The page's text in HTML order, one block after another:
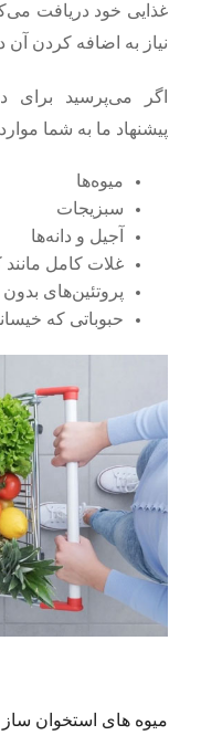
غذایی خود دریافت
نیاز به اضافه کردن آن
اگر می‌پرسید برای
پیشنهاد ما به شما
میوه‌ها
سبزیجات
آجیل و دانه‌ها
غلات کامل مانند
پروتئین‌های
حبوباتی که
میوه های استخوان ساز